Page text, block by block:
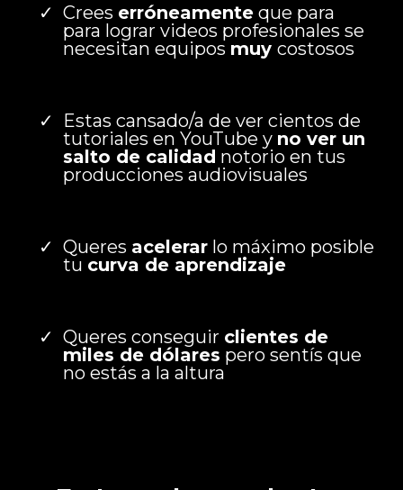
Crees erróneamente que para
para lograr videos profesionales se
necesitan equipos muy costosos
Estas cansado/a de ver cientos de
tutoriales en YouTube y no ver un
salto de calidad notorio en tus
producciones audiovisuales
Queres acelerar lo máximo posible
tu curva de aprendizaje
Queres conseguir clientes de
miles de dólares pero sentís que
no estás a la altura